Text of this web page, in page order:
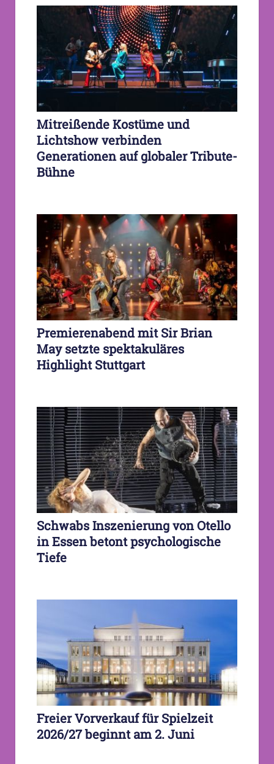
Mitreißende Kostüme und
Lichtshow verbinden
Generationen auf globaler Tribute-
Bühne
Premierenabend mit Sir Brian
May setzte spektakuläres
Highlight Stuttgart
Schwabs Inszenierung von Otello
in Essen betont psychologische
Tiefe
Freier Vorverkauf für Spielzeit
2026/27 beginnt am 2. Juni